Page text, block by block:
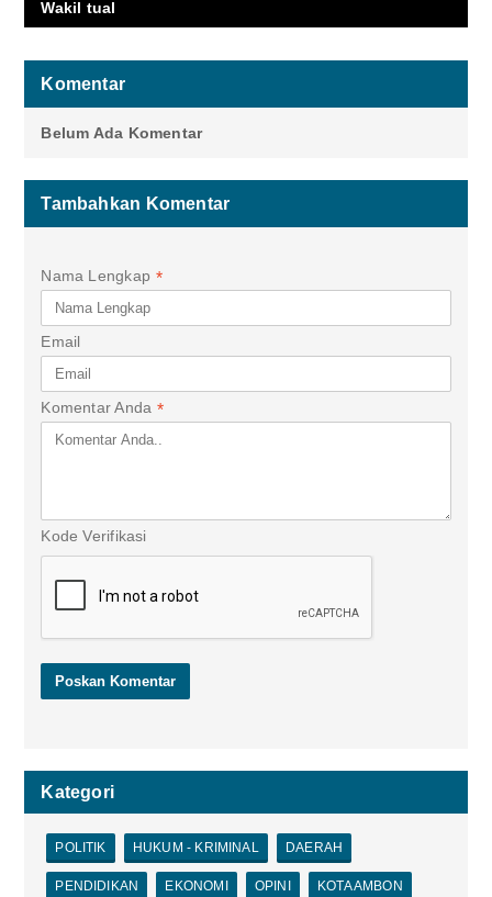
Wakil tual
Komentar
Belum Ada Komentar
Tambahkan Komentar
Nama Lengkap *
Email
Komentar Anda *
Kode Verifikasi
Kategori
POLITIK HUKUM - KRIMINAL DAERAH
PENDIDIKAN EKONOMI OPINI KOTA AMBON